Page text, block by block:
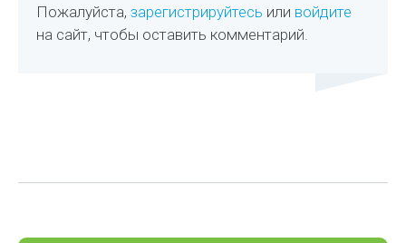
Пожалуйста,зарегистрируйтесь или войдите
на сайт, чтобы оставить комментарий.